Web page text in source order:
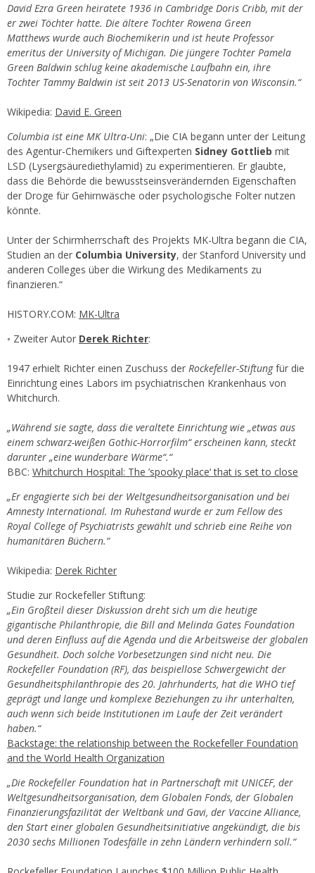
David Ezra Green heiratete 1936 in Cambridge Doris Cribb, mit der
er zwei Töchter hatte. Die ältere Tochter Rowena Green
Matthews wurde auch Biochemikerin und ist heute Professor
emeritus der University of Michigan. Die jüngere Tochter Pamela
Green Baldwin schlug keine akademische Laufbahn ein, ihre
Tochter Tammy Baldwin ist seit 2013 US-Senatorin von Wisconsin.“
Wikipedia: David E. Green
Columbia ist eine MK Ultra-Uni: „Die CIA begann unter der Leitung
des Agentur-Chemikers und Giftexperten Sidney Gottlieb mit
LSD (Lysergsäurediethylamid) zu experimentieren. Er glaubte,
dass die Behörde die bewusstseinsverändernden Eigenschaften
der Droge für Gehirnwäsche oder psychologische Folter nutzen
könnte.
Unter der Schirmherrschaft des Projekts MK-Ultra begann die CIA,
Studien an der Columbia University, der Stanford University und
anderen Colleges über die Wirkung des Medikaments zu
finanzieren.“
HISTORY.COM: MK-Ultra
◦ Zweiter Autor Derek Richter:
1947 erhielt Richter einen Zuschuss der Rockefeller-Stiftungfür die
Einrichtung eines Labors im psychiatrischen Krankenhaus von
Whitchurch.
„Während sie sagte, dass die veraltete Einrichtung wie „etwas aus
einem schwarz-weißen Gothic-Horrorfilm“ erscheinen kann, steckt
darunter „eine wunderbare Wärme“.“
BBC: Whitchurch Hospital: The ’spooky place‘ that is set to close
„Er engagierte sich bei der Weltgesundheitsorganisation und bei
Amnesty International. Im Ruhestand wurde er zum Fellow des
Royal College of Psychiatrists gewählt und schrieb eine Reihe von
humanitären Büchern.“
Wikipedia: Derek Richter
Studie zur Rockefeller Stiftung:
„Ein Großteil dieser Diskussion dreht sich um die heutige
gigantische Philanthropie, die Bill and Melinda Gates Foundation
und deren Einfluss auf die Agenda und die Arbeitsweise der globalen
Gesundheit. Doch solche Vorbesetzungen sind nicht neu. Die
Rockefeller Foundation (RF), das beispiellose Schwergewicht der
Gesundheitsphilanthropie des 20. Jahrhunderts, hat die WHO tief
geprägt und lange und komplexe Beziehungen zu ihr unterhalten,
auch wenn sich beide Institutionen im Laufe der Zeit verändert
haben.“
Backstage: the relationship between the Rockefeller Foundation
and the World Health Organization
„Die Rockefeller Foundation hat in Partnerschaft mit UNICEF, der
Weltgesundheitsorganisation, dem Globalen Fonds, der Globalen
Finanzierungsfazilität der Weltbank und Gavi, der Vaccine Alliance,
den Start einer globalen Gesundheitsinitiative angekündigt, die bis
2030 sechs Millionen Todesfälle in zehn Ländern verhindern soll.“